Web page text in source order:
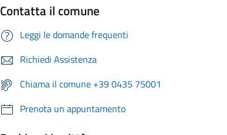
Contatta il comune
Leggi le domande frequenti
Richiedi Assistenza
Chiama il comune +39 0435 75001
Prenota un appuntamento